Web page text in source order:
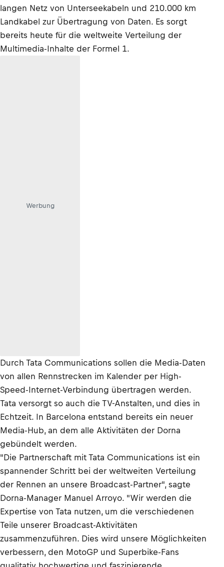
langen Netz von Unterseekabeln und 210.000 km
Landkabel zur Übertragung von Daten. Es sorgt
bereits heute für die weltweite Verteilung der
Multimedia-Inhalte der Formel 1.
Werbung
Durch Tata Communications sollen die Media-Daten
von allen Rennstrecken im Kalender per High-
Speed-Internet-Verbindung übertragen werden.
Tata versorgt so auch die TV-Anstalten, und dies in
Echtzeit. In Barcelona entstand bereits ein neuer
Media-Hub, an dem alle Aktivitäten der Dorna
gebündelt werden.
"Die Partnerschaft mit Tata Communications ist ein
spannender Schritt bei der weltweiten Verteilung
der Rennen an unsere Broadcast-Partner", sagte
Dorna-Manager Manuel Arroyo. "Wir werden die
Expertise von Tata nutzen, um die verschiedenen
Teile unserer Broadcast-Aktivitäten
zusammenzuführen. Dies wird unsere Möglichkeiten
verbessern, den MotoGP und Superbike-Fans